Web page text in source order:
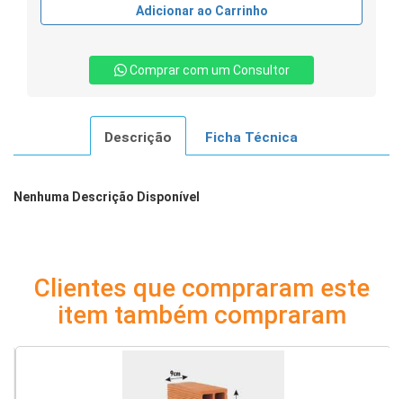
Adicionar ao Carrinho
Comprar com um Consultor
Descrição Ficha Técnica
Nenhuma Descrição Disponível
Clientes que compraram este
item também compraram